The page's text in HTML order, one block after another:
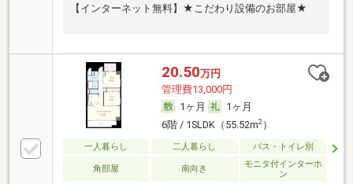
【インターネット無料】★こだわり設備のお部屋★
20.50万円
管理費13,000円
1ヶ月
1ヶ月
6階 / 1SLDK（55.52m2）
一人暮らし 二人暮らし バス・トイレ別
角部屋 南向き
モニタ付インターホ
ン